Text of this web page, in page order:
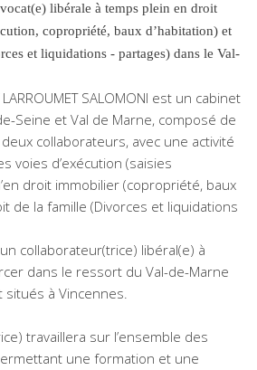
libérale à temps plein en droit
copropriété, baux d’habitation) et
et liquidations - partages) dans le Val-
LARROUMET SALOMONI est un cabinet
Seine et Val de Marne, composé de
collaborateurs, avec une activité
voies d’exécution (saisies
droit immobilier (copropriété, baux
de la famille (Divorces et liquidations
collaborateur(trice) libéral(e) à
dans le ressort du Val-de-Marne
à Vincennes.
travaillera sur l’ensemble des
une formation et une